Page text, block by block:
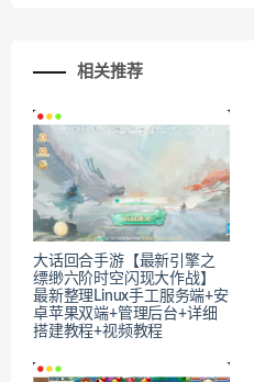
相关推荐
大话回合手游【最新引擎之
缥缈六阶时空闪现大作战】
最新整理Linux手工服务端+安
卓苹果双端+管理后台+详细
搭建教程+视频教程